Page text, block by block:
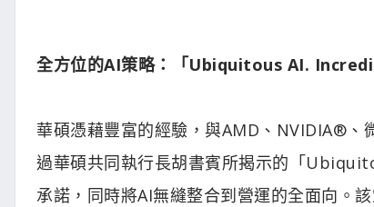
全方位的AI策略：「Ubiquitous AI.
華碩憑藉豐富的經驗，與AMD、NVIDIA®
過華碩共同執行長胡書賓所揭示的「
承諾，同時將AI無縫整合到營運的全面向。